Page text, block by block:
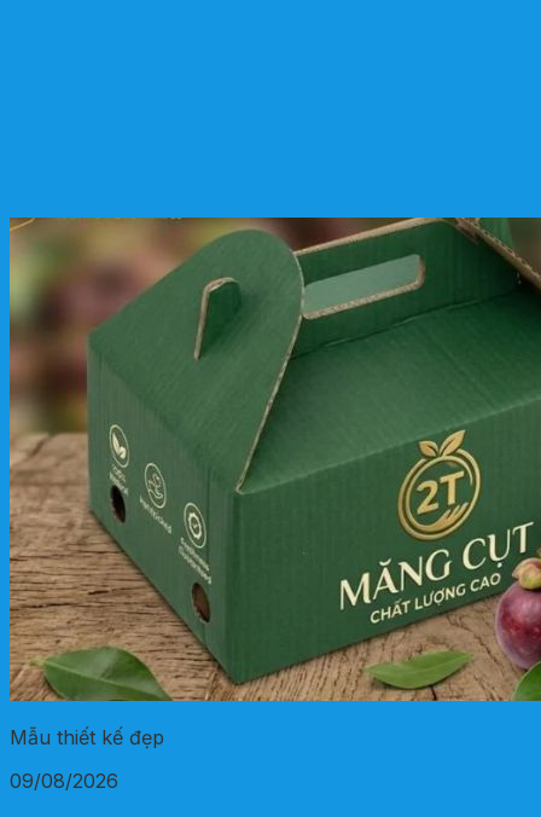
Mẫu thiết kế đẹp
09/08/2026